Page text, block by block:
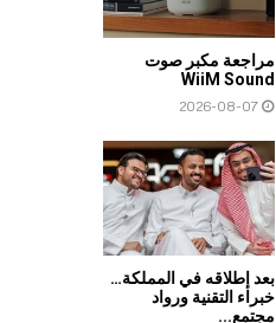
مراجعة مكبر صوت
WiiM Sound
2026-08-07
بعد إطلاقه في المملكة…
خبراء التقنية ورواد
مجتمع...